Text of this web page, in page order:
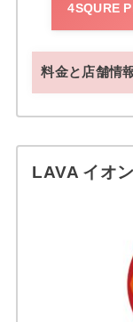
4SQURE
料金と店舗情
LAVA イオ